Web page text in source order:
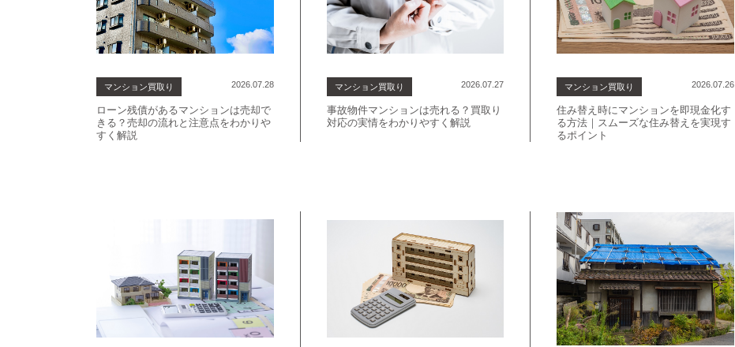
マンション買取り 2026.07.28
ローン残債があるマンションは売却で
きる？売却の流れと注意点をわかりや
すく解説
マンション買取り 2026.07.27
事故物件マンションは売れる？買取り
対応の実情をわかりやすく解説
マンション買取り 2026.07.26
住み替え時にマンションを即現金化す
る方法｜スムーズな住み替えを実現す
るポイント